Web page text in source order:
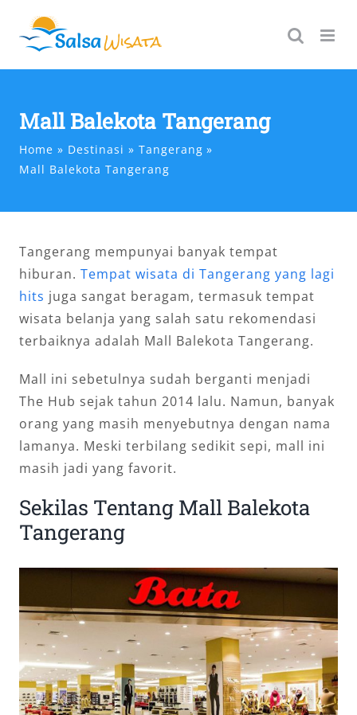
content
Mall Balekota Tangerang
Home Destinasi
Tangerang
Mall Balekota Tangerang
Tangerang mempunyai banyak tempat
hiburan. Tempat wisata di Tangerang yang lagi
hits juga sangat beragam, termasuk tempat
wisata belanja yang salah satu rekomendasi
terbaiknya adalah Mall Balekota Tangerang.
Mall ini sebetulnya sudah berganti menjadi
The Hub sejak tahun 2014 lalu. Namun, banyak
orang yang masih menyebutnya dengan nama
lamanya. Meski terbilang sedikit sepi, mall ini
masih jadi yang favorit.
Sekilas Tentang Mall Balekota
Tangerang